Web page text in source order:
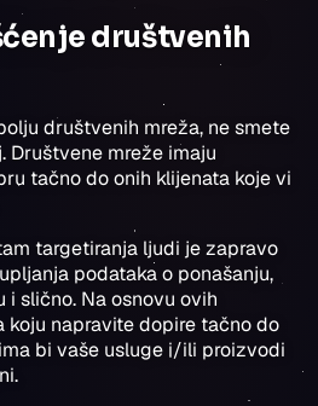
društvenih
društvenih mreža, ne smete
Društvene mreže imaju
tačno do onih klijenata koje vi
targetiranja ljudi je zapravo
podataka o ponašanju,
i slično. Na osnovu ovih
koju napravite dopire tačno do
bi vaše usluge i/ili proizvodi